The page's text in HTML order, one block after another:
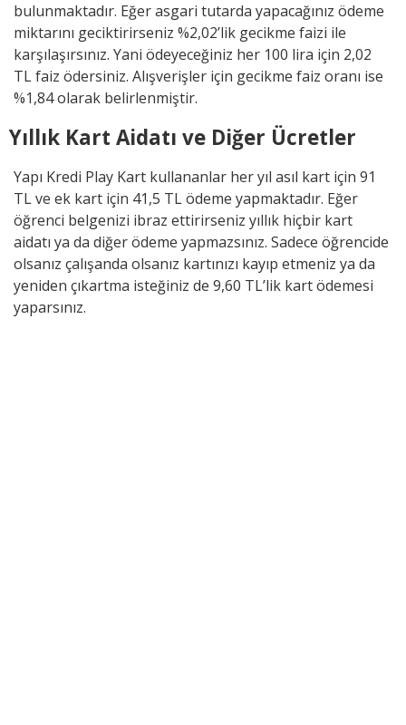
bulunmaktadır. Eğer asgari tutarda yapacağınız ödeme
miktarını geciktirirseniz %2,02’lik gecikme faizi ile
karşılaşırsınız. Yani ödeyeceğiniz her 100 lira için 2,02
TL faiz ödersiniz. Alışverişler için gecikme faiz oranı ise
%1,84 olarak belirlenmiştir.
Yıllık Kart Aidatı ve Diğer Ücretler
Yapı Kredi Play Kart kullananlar her yıl asıl kart için 91
TL ve ek kart için 41,5 TL ödeme yapmaktadır. Eğer
öğrenci belgenizi ibraz ettirirseniz yıllık hiçbir kart
aidatı ya da diğer ödeme yapmazsınız. Sadece öğrencide
olsanız çalışanda olsanız kartınızı kayıp etmeniz ya da
yeniden çıkartma isteğiniz de 9,60 TL’lik kart ödemesi
yaparsınız.